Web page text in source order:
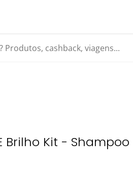
cashback, viagens...
Brilho Kit -